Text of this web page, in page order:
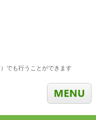
でも行うことができます